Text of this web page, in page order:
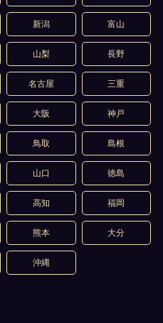
新潟 富山
山梨 長野
名古屋 三重
大阪 神戸
鳥取 島根
山口 徳島
高知 福岡
熊本 大分
沖縄